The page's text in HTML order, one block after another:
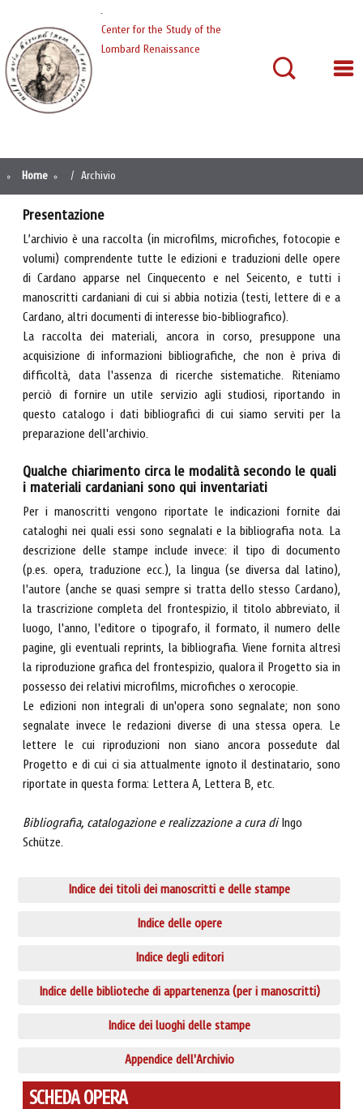
Center for the Study of the
Lombard Renaissance
Home Archivio
Presentazione
L’archivio è una raccolta (in microfilms, microfiches, fotocopie e
volumi) comprendente tutte le edizioni e traduzioni delle opere
di Cardano apparse nel Cinquecento e nel Seicento, e tutti i
manoscritti cardaniani di cui si abbia notizia (testi, lettere di e a
Cardano, altri documenti di interesse bio-bibliografico).
La raccolta dei materiali, ancora in corso, presuppone una
acquisizione di informazioni bibliografiche, che non è priva di
difficoltà, data l'assenza di ricerche sistematiche. Riteniamo
perciò di fornire un utile servizio agli studiosi, riportando in
questo catalogo i dati bibliografici di cui siamo serviti per la
preparazione dell'archivio.
Qualche chiarimento circa le modalità secondo le quali
i materiali cardaniani sono qui inventariati
Per i manoscritti vengono riportate le indicazioni fornite dai
cataloghi nei quali essi sono segnalati e la bibliografia nota. La
descrizione delle stampe include invece: il tipo di documento
(p.es. opera, traduzione ecc.), la lingua (se diversa dal latino),
l'autore (anche se quasi sempre si tratta dello stesso Cardano),
la trascrizione completa del frontespizio, il titolo abbreviato, il
luogo, l'anno, l'editore o tipografo, il formato, il numero delle
pagine, gli eventuali reprints, la bibliografia. Viene fornita altresì
la riproduzione grafica del frontespizio, qualora il Progetto sia in
possesso dei relativi microfilms, microfiches o xerocopie.
Le edizioni non integrali di un'opera sono segnalate; non sono
segnalate invece le redazioni diverse di una stessa opera. Le
lettere le cui riproduzioni non siano ancora possedute dal
Progetto e di cui ci sia attualmente ignoto il destinatario, sono
riportate in questa forma: Lettera A, Lettera B, etc.
Bibliografia, catalogazione e realizzazione a cura diIngo
Schütze.
Indice dei titoli dei manoscritti e delle stampe
Indice delle opere
Indice degli editori
Indice delle biblioteche di appartenenza (per i manoscritti)
Indice dei luoghi delle stampe
Appendice dell'Archivio
SCHEDA OPERA